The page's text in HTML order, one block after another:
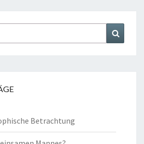
Betrachtung